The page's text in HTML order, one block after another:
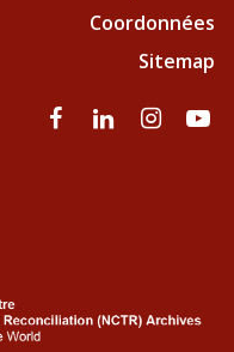
Coordonnées
Sitemap